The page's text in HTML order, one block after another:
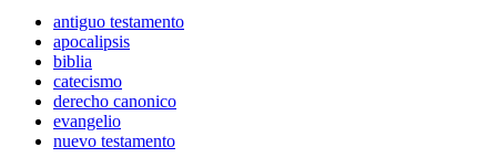
antiguo testamento
apocalipsis
biblia
catecismo
derecho canonico
evangelio
nuevo testamento